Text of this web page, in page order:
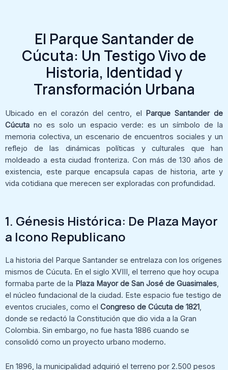
El Parque Santander de
Cúcuta: Un Testigo Vivo de
Historia, Identidad y
Transformación Urbana
Ubicado en el corazón del centro, el Parque Santander de
Cúcuta no es solo un espacio verde: es un símbolo de la
memoria colectiva, un escenario de encuentros sociales y un
reflejo de las dinámicas políticas y culturales que han
moldeado a esta ciudad fronteriza. Con más de 130 años de
existencia, este parque encapsula capas de historia, arte y
vida cotidiana que merecen ser exploradas con profundidad.
1. Génesis Histórica: De Plaza Mayor
a Icono Republicano
La historia del Parque Santander se entrelaza con los orígenes
mismos de Cúcuta. En el siglo XVIII, el terreno que hoy ocupa
formaba parte de la Plaza Mayor de San José de Guasimales
el núcleo fundacional de la ciudad. Este espacio fue testigo de
eventos cruciales, como el Congreso de Cúcuta de 1821
donde se redactó la Constitución que dio vida a la Gran
Colombia. Sin embargo, no fue hasta 1886 cuando se
consolidó como un proyecto urbano moderno.
En 1896, la municipalidad adquirió el terreno por 2.500 pesos